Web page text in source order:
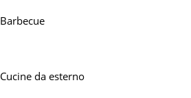
Barbecue
Cucine da esterno